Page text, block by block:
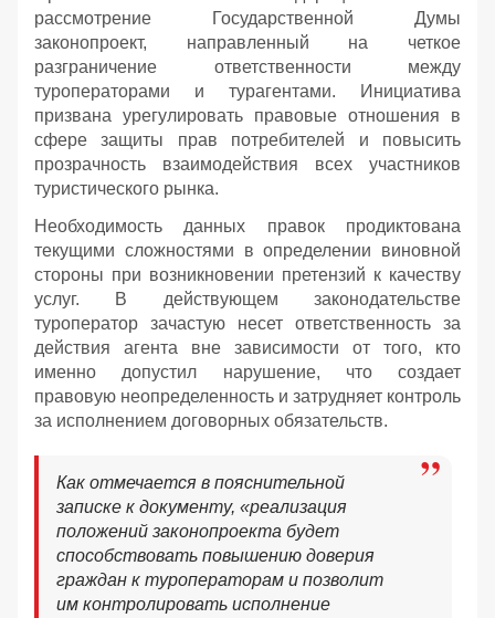
рассмотрение Государственной Думы
законопроект, направленный на четкое
разграничение ответственности между
туроператорами и турагентами. Инициатива
призвана урегулировать правовые отношения в
сфере защиты прав потребителей и повысить
прозрачность взаимодействия всех участников
туристического рынка.
Необходимость данных правок продиктована
текущими сложностями в определении виновной
стороны при возникновении претензий к качеству
услуг. В действующем законодательстве
туроператор зачастую несет ответственность за
действия агента вне зависимости от того, кто
именно допустил нарушение, что создает
правовую неопределенность и затрудняет контроль
за исполнением договорных обязательств.
Как отмечается в пояснительной
записке к документу, «реализация
положений законопроекта будет
способствовать повышению доверия
граждан к туроператорам и позволит
им контролировать исполнение